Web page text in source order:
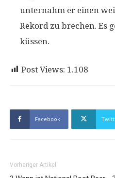
unternahm er einen
Rekord zu brechen. Es
küssen.
Post Views: 1.108
Facebook
Vorheriger Artikel